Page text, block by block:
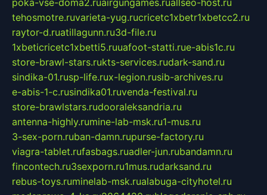
poka-vse-doma2.ruairgungames.ruallseo-host.ru
tehosmotre.ruvarieta-yug.rucricetc1xbetr1xbetcc2.ru
raytor-d.ruatillagunn.ru3d-file.ru
1xbeticricetc1xbetti5.ruuafoot-statti.rue-abis1c.ru
store-brawl-stars.rukts-services.rudark-sand.ru
sindika-01.rusp-life.rux-legion.rusib-archives.ru
e-abis-1-c.rusindika01.ruvenda-festival.ru
store-brawlstars.rudooraleksandria.ru
antenna-highly.rumine-lab-msk.ru1-mus.ru
3-sex-porn.ruban-damn.rupurse-factory.ru
viagra-tablet.rufasbags.ruadler-jun.rubandamn.ru
fincontech.ru3sexporn.ru1mus.rudarksand.ru
rebus-toys.ruminelab-msk.rualabuga-cityhotel.ru